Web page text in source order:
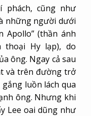
phách, cũng như
những người dưới
Apollo” (thần ánh
thoại Hy lạp), do
ông. Ngay cả sau
và trên đường trở
luồn lách qua
ông. Nhưng khi
Lee oai dũng như